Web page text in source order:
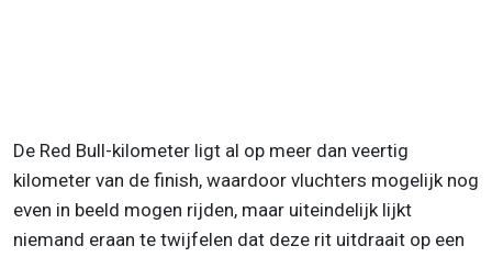
De Red Bull-kilometer ligt al op meer dan veertig
kilometer van de finish, waardoor vluchters mogelijk nog
even in beeld mogen rijden, maar uiteindelijk lijkt
niemand eraan te twijfelen dat deze rit uitdraait op een